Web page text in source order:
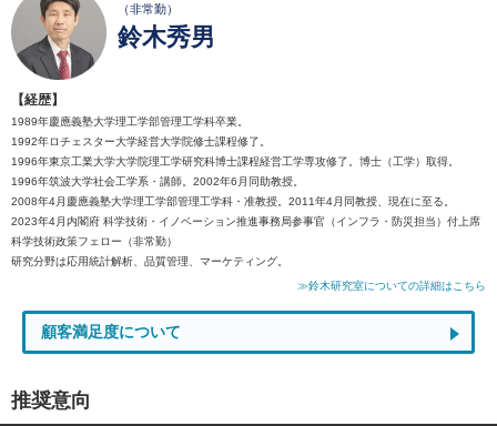
（非常勤）
鈴木秀男
【経歴】
1989年慶應義塾大学理工学部管理工学科卒業。
1992年ロチェスター大学経営大学院修士課程修了。
1996年東京工業大学大学院理工学研究科博士課程経営工学専攻修了。博士（工学）取得。
1996年筑波大学社会工学系・講師。2002年6月同助教授。
2008年4月慶應義塾大学理工学部管理工学科・准教授。2011年4月同教授、現在に至る。
2023年4月内閣府 科学技術・イノベーション推進事務局参事官（インフラ・防災担当）付上席
科学技術政策フェロー（非常勤）
研究分野は応用統計解析、品質管理、マーケティング。
≫鈴木研究室についての詳細はこちら
顧客満足度について
推奨意向